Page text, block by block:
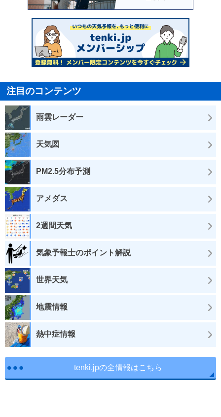
注目のコンテンツ
雨雲レーダー
天気図
PM2.5分布予測
アメダス
2週間天気
気象予報士のポイント解説
世界天気
地震情報
熱中症情報
tenki.jpの全情報はこちら